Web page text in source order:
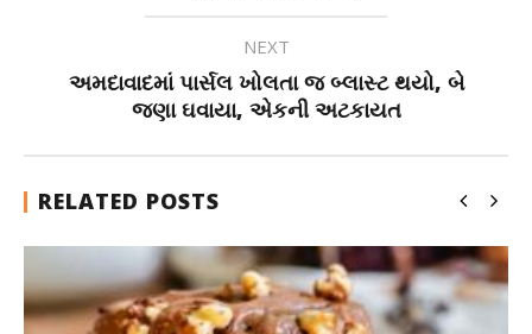
NEXT
અમદાવાદમાં પાર્સલ ખોલતા જ બ્લાસ્ટ થયો, બે
જણા ઘવાયા, એકની અટકાયત
RELATED POSTS